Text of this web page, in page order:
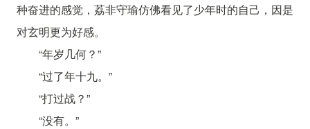
种奋进的感觉，荔非守瑜仿佛看见了少年时的自己，因是
对玄明更为好感。
“年岁几何？”
“过了年十九。”
“打过战？”
“没有。”